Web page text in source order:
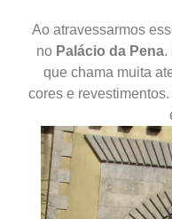
Ao atravessarmos
no Palácio da Pena.
que chama muita
cores e